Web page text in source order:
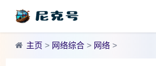
主页 > 网络综合 > 网络 >